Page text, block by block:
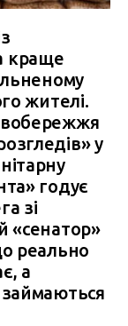
краще
жителі.
у
годує
зі
«сенатор»
реально
а
займаються